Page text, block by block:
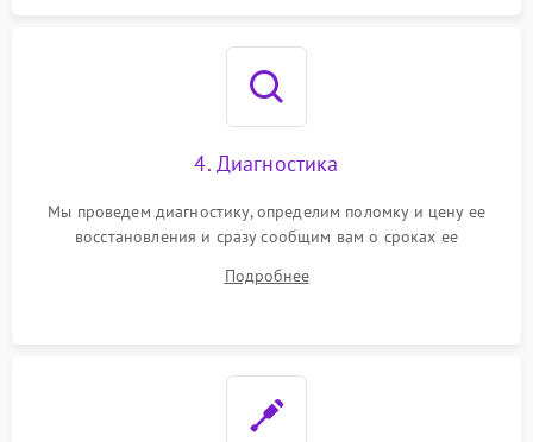
4. Диагностика
Мы проведем диагностику, определим поломку и цену ее
восстановления и сразу сообщим вам о сроках ее
Подробнее